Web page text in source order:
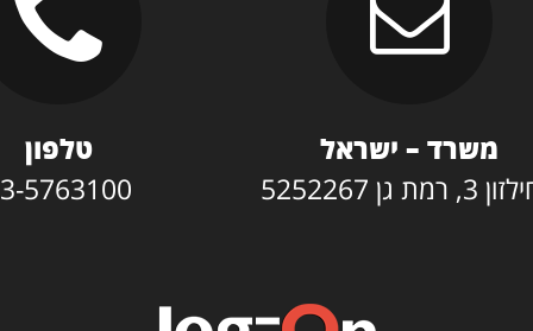
משרד – ישראל
גן 5252267
טלפון
5763100